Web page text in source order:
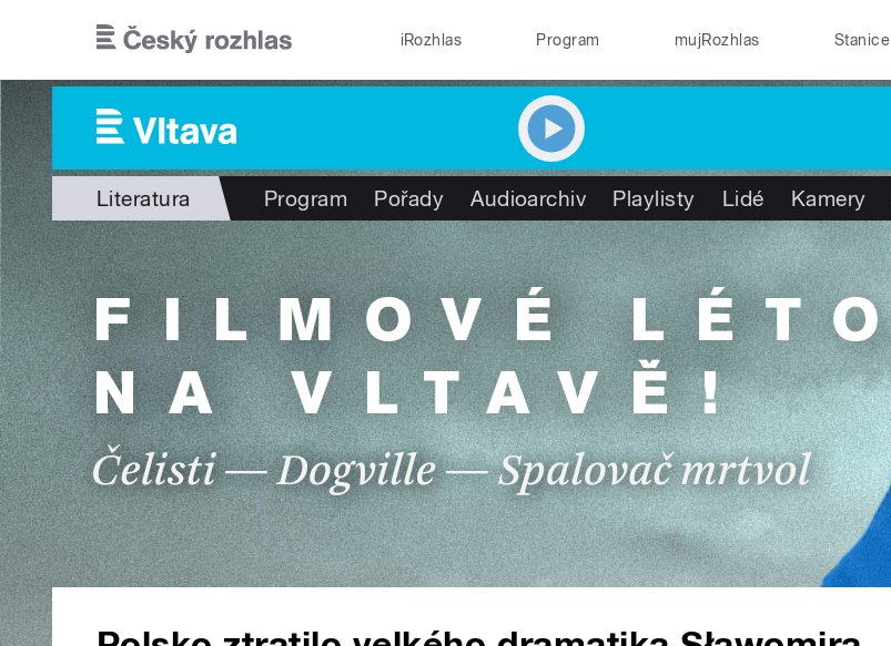
iRozhlas Program mujRozhlas Stanice
Literatura Program Pořady Audioarchiv Playlisty Lidé Kamery